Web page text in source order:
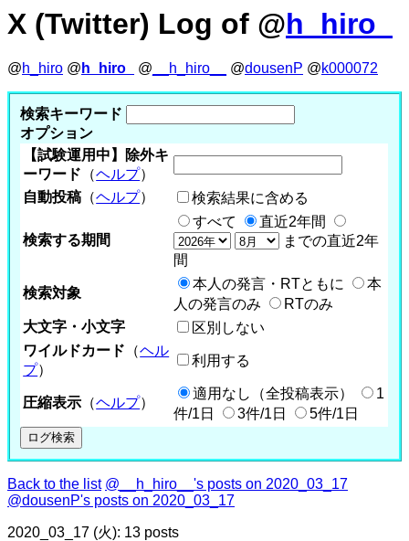
X (Twitter) Log of @h_hiro_
@h_hiro @ h_hiro_ @ __h_hiro__ @dousenP @k000072
検索キーワード
オプション
【試験運用中】除外キ
ーワード （ヘルプ）
自動投稿 （ヘルプ） 検索結果に含める
検索する期間
すべて
直近2年間
までの直近2年
間
検索対象
本人の発言・RTともに
本
人の発言のみ
RTのみ
大文字・小文字
区別しない
ワイルドカード （ヘル
プ）
利用する
圧縮表示 （ヘルプ）
適用なし（全投稿表示）
1
件/1日
3件/1日 5件/1日
Back to the list @__h_hiro__'s posts on 2020_03_17
@dousenP's posts on 2020_03_17
2020_03_17 (火): 13 posts